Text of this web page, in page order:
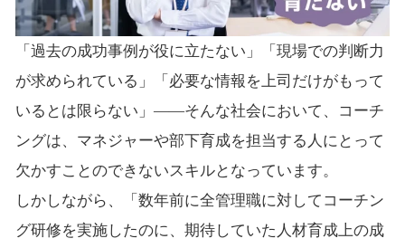
「過去の成功事例が役に立たない」「現場での判断力
が求められている」「必要な情報を上司だけがもって
いるとは限らない」――そんな社会において、コーチ
ングは、マネジャーや部下育成を担当する人にとって
欠かすことのできないスキルとなっています。
しかしながら、「数年前に全管理職に対してコーチン
グ研修を実施したのに、期待していた人材育成上の成